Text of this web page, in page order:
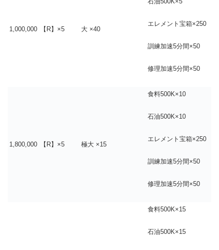
1,000,000 【R】×5 大 ×40
エレメント宝箱×250
訓練加速5分間×50
修理加速5分間×50
1,800,000 【R】×5 極大 ×15
食料500K×10
石油500K×10
エレメント宝箱×250
訓練加速5分間×50
修理加速5分間×50
食料500K×15
石油500K×15